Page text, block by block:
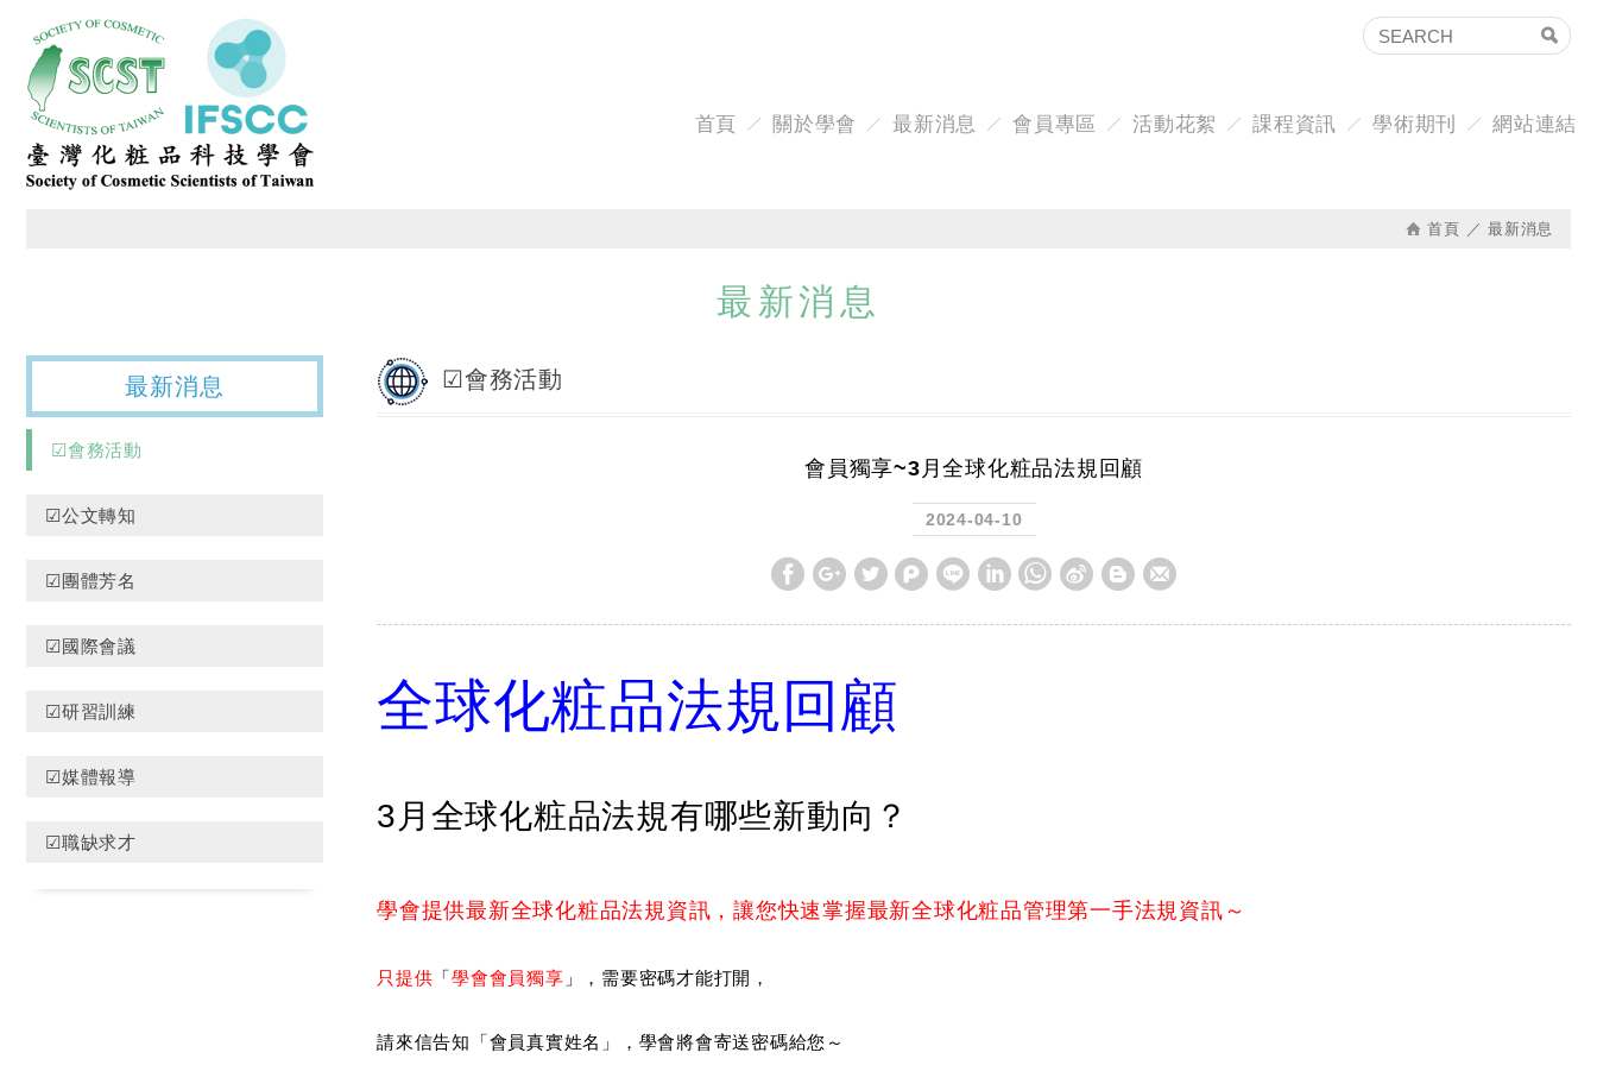
首頁 關於學會 最新消息 會員專區 活動花絮 課程資訊 學術期刊 網站連結
首頁 最新消息
最新消息
最新消息
☑會務活動
☑公文轉知
☑團體芳名
☑國際會議
☑研習訓練
☑媒體報導
☑職缺求才
☑會務活動
會員獨享~3月全球化粧品法規回顧
2024-04-10
全球化粧品法規回顧
3月全球化粧品法規有哪些新動向？
學會提供最新全球化粧品法規資訊，讓您快速掌握最新全球化粧品管理第一手法規資訊～
只提供 「學會會員獨享 」，需要密碼才能打開，
請來信告知「會員真實姓名」，學會將會寄送密碼給您～